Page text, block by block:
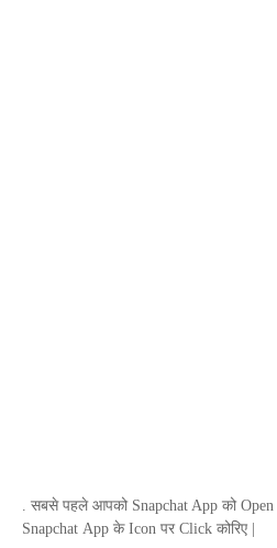
. सबसे पहले आपको Snapchat App को Open
Snapchat App के Icon पर Click कोरिए |